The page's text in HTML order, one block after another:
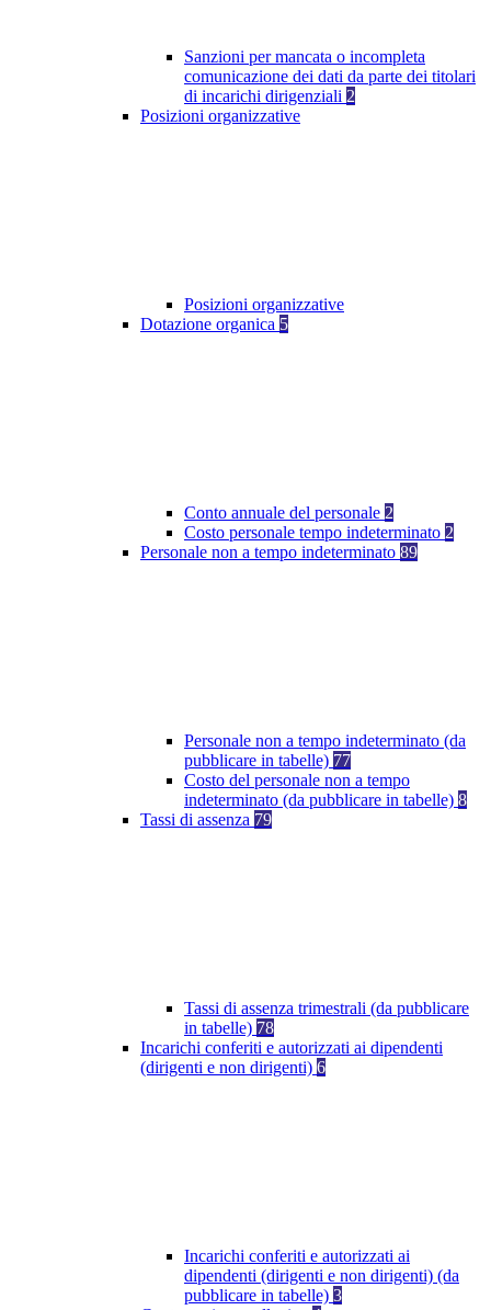
Sanzioni per mancata o incompleta
comunicazione dei dati da parte dei titolari
di incarichi dirigenziali 2
Posizioni organizzative
Posizioni organizzative
Dotazione organica 5
Conto annuale del personale 2
Costo personale tempo indeterminato 2
Personale non a tempo indeterminato 89
Personale non a tempo indeterminato (da
pubblicare in tabelle) 77
Costo del personale non a tempo
indeterminato (da pubblicare in tabelle) 8
Tassi di assenza 79
Tassi di assenza trimestrali (da pubblicare
in tabelle) 78
Incarichi conferiti e autorizzati ai dipendenti
(dirigenti e non dirigenti) 6
Incarichi conferiti e autorizzati ai
dipendenti (dirigenti e non dirigenti) (da
pubblicare in tabelle) 3